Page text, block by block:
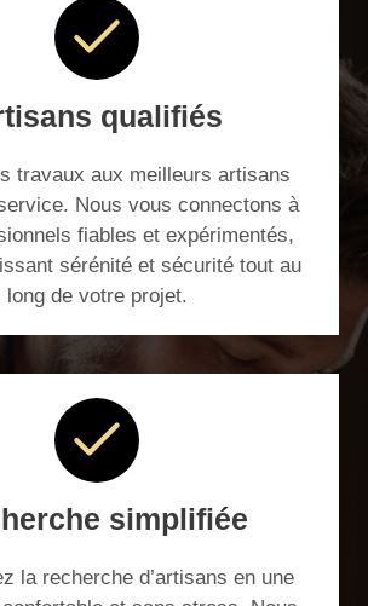
qualifiés
travaux aux meilleurs artisans
Nous vous connectons à
fiables et expérimentés,
sérénité et sécurité tout au
long de votre projet.
simplifiée
la recherche d’artisans en une